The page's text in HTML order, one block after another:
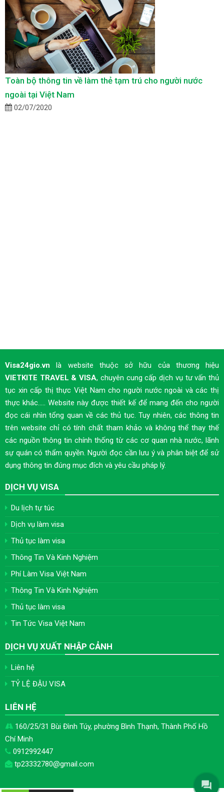
Toàn bộ thông tin về làm thẻ tạm trú cho người nước
ngoài tại Việt Nam
02/07/2020
Visa24gio.vn là website thuộc sở hữu của thương hiệu
VIETKITE TRAVEL & VISA, chuyên cung cấp dịch vụ tư vấn thủ
tục xin cấp thị thực Việt Nam cho người nước ngoài và các thị
thực khác..... Website này được thiết kế để mang đến cho người
đọc cái nhìn tổng quan về các thủ tục. Tuy nhiên, các thông tin
trên website chỉ có tính chất tham khảo và không thể thay thế
các nguồn thông tin chính thống từ các cơ quan nhà nước, lãnh
sự quán có thẩm quyền. Người đọc cần lưu ý và phân biệt để sử
dụng thông tin đúng mục đích và yêu cầu pháp lý.
DỊCH VỤ VISA
Du lịch tự túc
Dịch vụ làm visa
Thủ tục làm visa
Thông Tin Và Kinh Nghiệm
Phí Làm Visa Việt Nam
Thông Tin Và Kinh Nghiệm
Thủ tục làm visa
Tin Tức Visa Việt Nam
DỊCH VỤ XUẤT NHẬP CẢNH
Liên hệ
TỶ LỆ ĐẬU VISA
LIÊN HỆ
160/25/31 Bùi Đình Túy, phường Bình Thạnh, Thành Phố Hồ
Chí Minh
0912992447
tp23332780@gmail.com